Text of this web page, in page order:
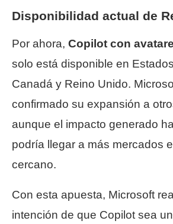
Disponibilidad actual de
Por ahora, Copilot con
solo está disponible en
Canadá y Reino Unido.
confirmado su expansión a
aunque el impacto generado
podría llegar a más mercados
cercano.
Con esta apuesta, Microsoft
intención de que Copilot sea